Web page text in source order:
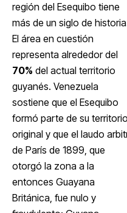
región del Esequibo tiene
más de un siglo de
El área en cuestión
representa alrededor del
70% del actual territorio
guyanés. Venezuela
sostiene que el Esequibo
formó parte de su territorio
original y que el laudo
de París de 1899, que
otorgó la zona a la
entonces Guayana
Británica, fue nulo y